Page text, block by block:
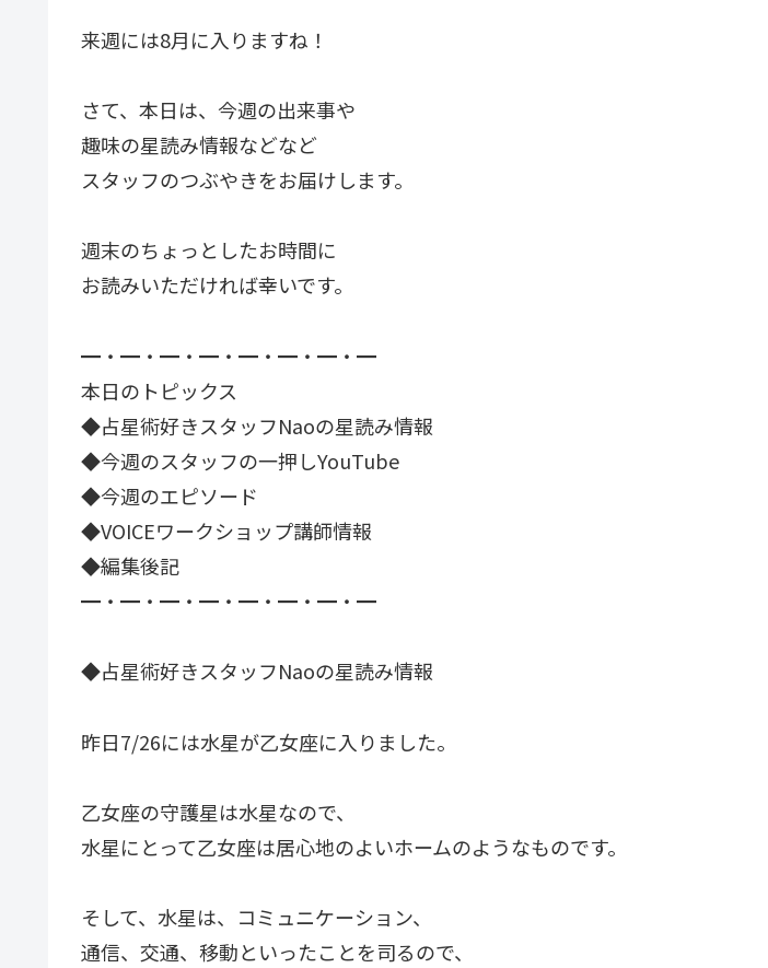
来週には8月に入りますね！
さて、本日は、今週の出来事や
趣味の星読み情報などなど
スタッフのつぶやきをお届けします。
週末のちょっとしたお時間に
お読みいただければ幸いです。
━・━・━・━・━・━・━・━
本日のトピックス
◆占星術好きスタッフNaoの星読み情報
◆今週のスタッフの一押しYouTube
◆今週のエピソード
◆VOICEワークショップ講師情報
◆編集後記
━・━・━・━・━・━・━・━
◆占星術好きスタッフNaoの星読み情報
昨日7/26には水星が乙女座に入りました。
乙女座の守護星は水星なので、
水星にとって乙女座は居心地のよいホームのようなものです。
そして、水星は、コミュニケーション、
通信、交通、移動といったことを司るので、